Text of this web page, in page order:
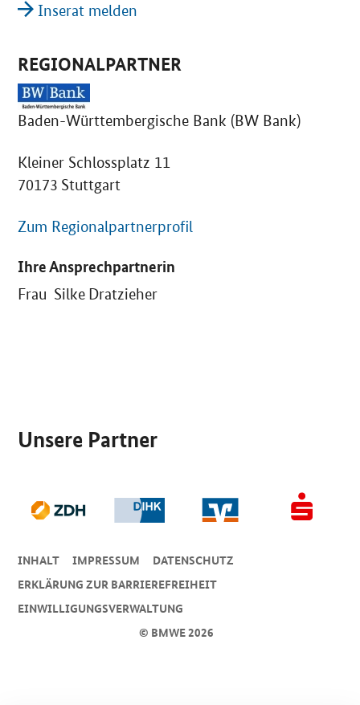
Inserat melden
REGIONALPARTNER
Baden-Württembergische Bank (BW Bank)
Kleiner Schlossplatz 11
70173 Stuttgart
Zum Regionalpartnerprofil
Ihre Ansprechpartnerin
Frau Silke Dratzieher
Unsere Partner
© BMWE 2026
INHALT IMPRESSUM
DA­TEN­SCHUTZ
ERKLÄRUNG ZUR BARRIEREFREIHEIT
EINWILLIGUNGSVERWALTUNG